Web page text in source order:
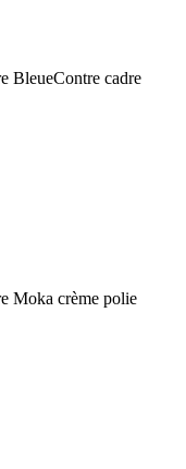
BleueContre cadre
Moka crème polie